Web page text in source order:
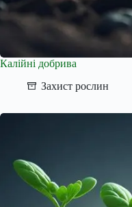
Калійні добрива
Захист рослин